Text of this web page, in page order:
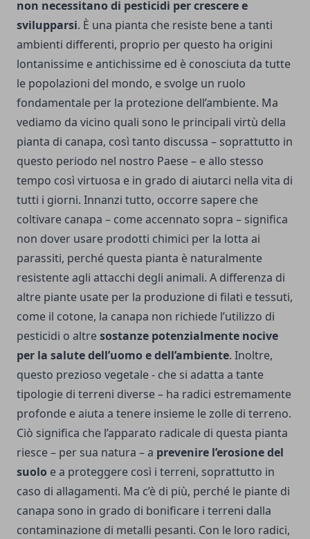
non necessitano di pesticidi per crescere e
svilupparsi. È una pianta che resiste bene a tanti
ambienti differenti, proprio per questo ha origini
lontanissime e antichissime ed è conosciuta da tutte
le popolazioni del mondo, e svolge un ruolo
fondamentale per la protezione dell’ambiente. Ma
vediamo da vicino quali sono le principali virtù della
pianta di canapa, così tanto discussa – soprattutto in
questo periodo nel nostro Paese – e allo stesso
tempo così virtuosa e in grado di aiutarci nella vita di
tutti i giorni. Innanzi tutto, occorre sapere che
coltivare canapa – come accennato sopra – significa
non dover usare prodotti chimici per la lotta ai
parassiti, perché questa pianta è naturalmente
resistente agli attacchi degli animali. A differenza di
altre piante usate per la produzione di filati e tessuti,
come il cotone, la canapa non richiede l’utilizzo di
pesticidi o altresostanze potenzialmente nocive
per la salute dell’uomo e dell’ambiente. Inoltre,
questo prezioso vegetale - che si adatta a tante
tipologie di terreni diverse – ha radici estremamente
profonde e aiuta a tenere insieme le zolle di terreno.
Ciò significa che l’apparato radicale di questa pianta
riesce – per sua natura – a prevenire l’erosione del
suolo e a proteggere così i terreni, soprattutto in
caso di allagamenti. Ma c’è di più, perché le piante di
canapa sono in grado di bonificare i terreni dalla
contaminazione di metalli pesanti. Con le loro radici,